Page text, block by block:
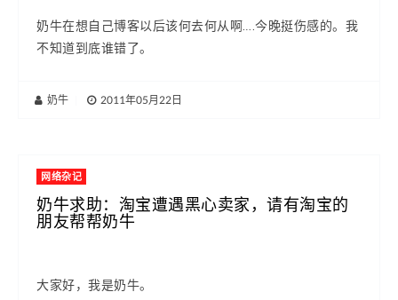
奶牛在想自己博客以后该何去何从啊….今晚挺伤感的。我
不知道到底谁错了。
奶牛 2011年05月22日
网络杂记
奶牛求助：淘宝遭遇黑心卖家，请有淘宝的
朋友帮帮奶牛
大家好，我是奶牛。